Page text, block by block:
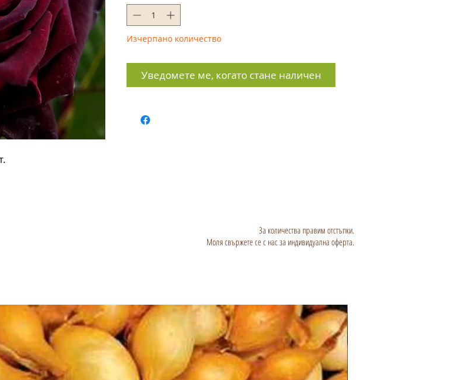
Изчерпано количество
Уведомете ме, когато стане наличен
За количества правим отстъпки.
Моля свържете се с нас за индивидуална оферта.